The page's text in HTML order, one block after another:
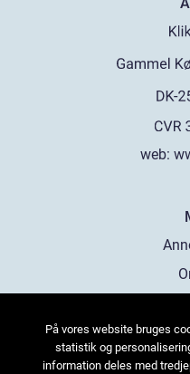
web:
På vores website bruges
statistik og
information deles med